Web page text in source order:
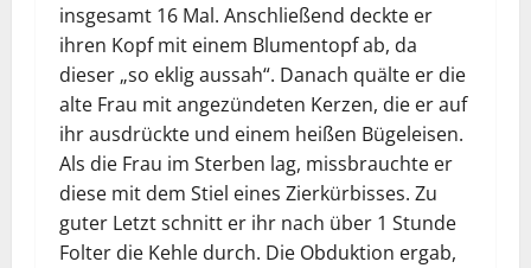
insgesamt 16 Mal. Anschließend deckte er
ihren Kopf mit einem Blumentopf ab, da
dieser „so eklig aussah“. Danach quälte er die
alte Frau mit angezündeten Kerzen, die er auf
ihr ausdrückte und einem heißen Bügeleisen.
Als die Frau im Sterben lag, missbrauchte er
diese mit dem Stiel eines Zierkürbisses. Zu
guter Letzt schnitt er ihr nach über 1 Stunde
Folter die Kehle durch. Die Obduktion ergab,